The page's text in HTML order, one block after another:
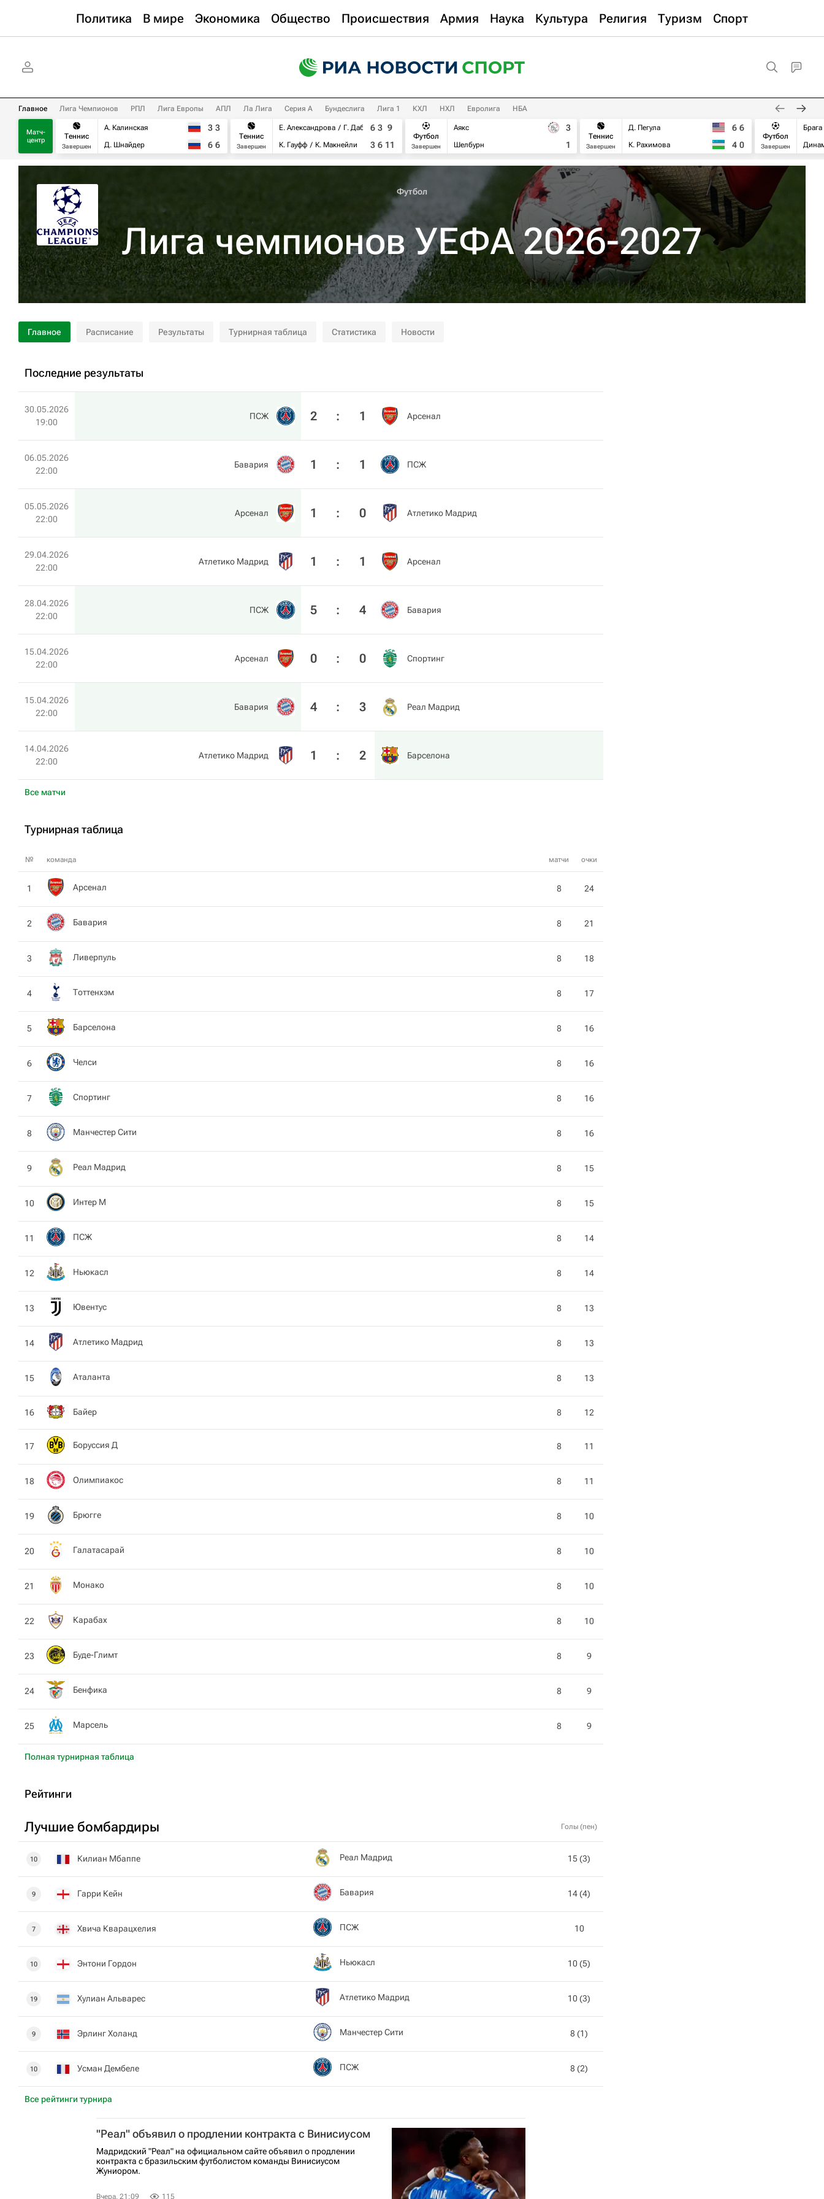
Политика В мире Экономика Общество Происшествия Армия Наука Культура Религия Туризм Спорт
Главное Лига Чемпионов РПЛ Лига Европы АПЛ Ла Лига Серия А Бундеслига Лига 1 КХЛ НХЛ Евролига НБА
Матч-
центр
Теннис
Завершен
А. Калинская
Д. Шнайдер
3 3
6 6
Теннис
Завершен
Е. Александрова
Г. Дабровски
К. Гауфф
К. Макнейли
6 3 9
3 6 11
Футбол
Завершен
Аякс
Шелбурн
3
1
Теннис
Завершен
Д. Пегула
К. Рахимова
6 6
4 0
Футбол
Завершен
Брага
Футбол
Лига чемпионов УЕФА 2026-2027
Главное Расписание Результаты Турнирная таблица Статистика Новости
Последние результаты
Все матчи
30.05.2026
19:00
ПСЖ 2 : 1 Арсенал
06.05.2026
22:00
Бавария 1 : 1 ПСЖ
05.05.2026
22:00
Арсенал 1 : 0 Атлетико Мадрид
29.04.2026
22:00
Атлетико Мадрид 1 : 1 Арсенал
28.04.2026
22:00
ПСЖ 5 : 4 Бавария
15.04.2026
22:00
Арсенал 0 : 0 Спортинг
15.04.2026
22:00
Бавария 4 : 3 Реал Мадрид
14.04.2026
22:00
Атлетико Мадрид 1 : 2 Барселона
Турнирная таблица
№ команда матчи очки
Полная турнирная таблица
1 Арсенал 8 24
2 Бавария 8 21
3 Ливерпуль 8 18
4 Тоттенхэм 8 17
5 Барселона 8 16
6 Челси 8 16
7 Спортинг 8 16
8 Манчестер Сити 8 16
9 Реал Мадрид 8 15
10 Интер М 8 15
11 ПСЖ 8 14
12 Ньюкасл 8 14
13 Ювентус 8 13
14 Атлетико Мадрид 8 13
15 Аталанта 8 13
16 Байер 8 12
17 Боруссия Д 8 11
18 Олимпиакос 8 11
19 Брюгге 8 10
20 Галатасарай 8 10
21 Монако 8 10
22 Карабах 8 10
23 Буде-Глимт 8 9
24 Бенфика 8 9
25 Марсель 8 9
Рейтинги
Лучшие бомбардиры Голы (пен)
Все рейтинги турнира
10 Килиан Мбаппе Реал Мадрид 15 (3)
9 Гарри Кейн Бавария 14 (4)
7 Хвича Кварацхелия ПСЖ 10
10 Энтони Гордон Ньюкасл 10 (5)
19 Хулиан Альварес Атлетико Мадрид 10 (3)
9 Эрлинг Холанд Манчестер Сити 8 (1)
10 Усман Дембеле ПСЖ 8 (2)
"Реал" объявил о продлении контракта с Винисиусом
Мадридский "Реал" на официальном сайте объявил о продлении
контракта с бразильским футболистом команды Винисиусом
Жуниором.
Вчера, 21:09 115